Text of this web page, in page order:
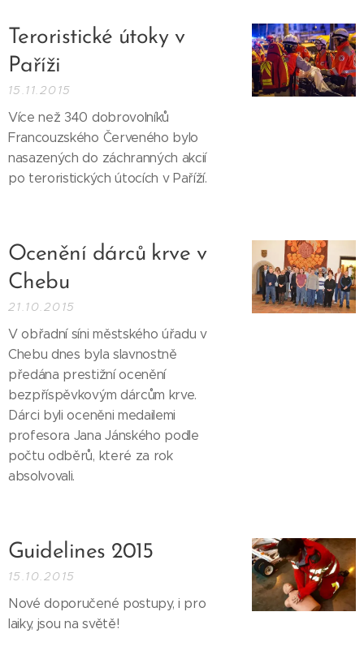
Teroristické útoky v
Paříži
15.11.2015
Více než 340 dobrovolníků
Francouzského Červeného bylo
nasazených do záchranných akcií
po teroristických útocích v Paříží.
Ocenění dárců krve v
Chebu
21.10.2015
V obřadní síni městského úřadu v
Chebu dnes byla slavnostně
předána prestižní ocenění
bezpříspěvkovým dárcům krve.
Dárci byli oceněni medailemi
profesora Jana Jánského podle
počtu odběrů, které za rok
absolvovali.
Guidelines 2015
15.10.2015
Nové doporučené postupy, i pro
laiky, jsou na světě!